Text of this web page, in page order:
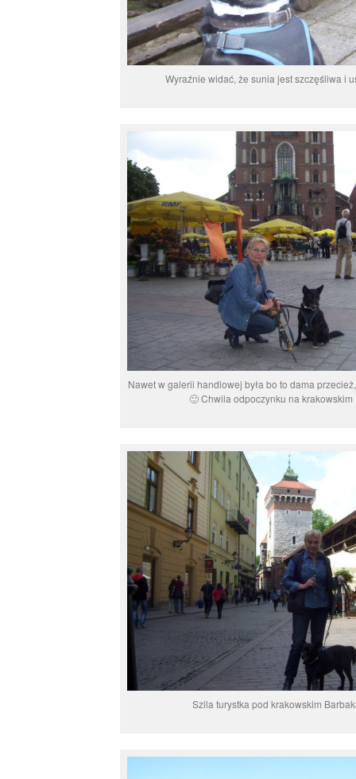
Wyraźnie widać, że sunia jest szczęśliwa i
Nawet w galerii handlowej była bo to dama
🙂 Chwila odpoczynku na krakowskim
Szila turystka pod krakowskim